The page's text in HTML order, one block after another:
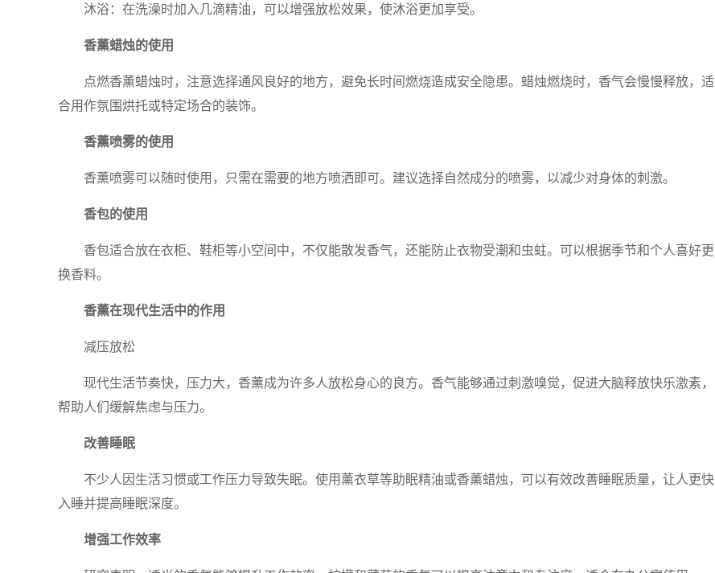
沐浴：在洗澡时加入几滴精油，可以增强放松效果，使沐浴更加享受。
香薰蜡烛的使用
点燃香薰蜡烛时，注意选择通风良好的地方，避免长时间燃烧造成安全隐患。蜡烛燃烧时，香气会慢慢释放，适
合用作氛围烘托或特定场合的装饰。
香薰喷雾的使用
香薰喷雾可以随时使用，只需在需要的地方喷洒即可。建议选择自然成分的喷雾，以减少对身体的刺激。
香包的使用
香包适合放在衣柜、鞋柜等小空间中，不仅能散发香气，还能防止衣物受潮和虫蛀。可以根据季节和个人喜好更
换香料。
香薰在现代生活中的作用
减压放松
现代生活节奏快，压力大，香薰成为许多人放松身心的良方。香气能够通过刺激嗅觉，促进大脑释放快乐激素，
帮助人们缓解焦虑与压力。
改善睡眠
不少人因生活习惯或工作压力导致失眠。使用薰衣草等助眠精油或香薰蜡烛，可以有效改善睡眠质量，让人更快
入睡并提高睡眠深度。
增强工作效率